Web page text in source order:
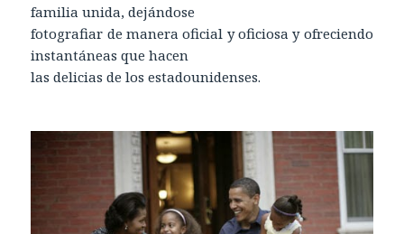
familia unida, dejándose
fotografiar de manera oficial y oficiosa y ofreciendo
instantáneas que hacen
las delicias de los estadounidenses.